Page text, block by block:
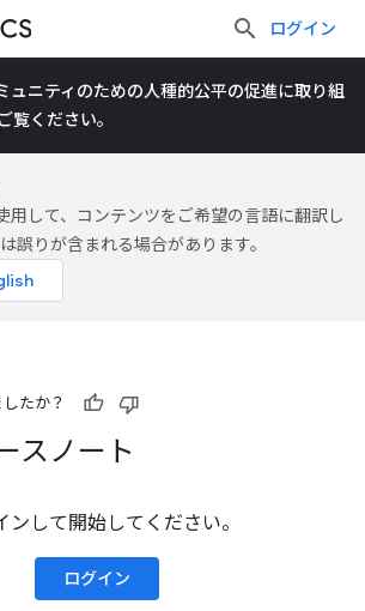
ログイン
ュニティのための人種的公平の促進に取り組
覧ください。
用して、コンテンツをご希望の言語に翻訳し
誤りが含まれる場合があります。
たか？
スノート
ンして開始してください。
ログイン